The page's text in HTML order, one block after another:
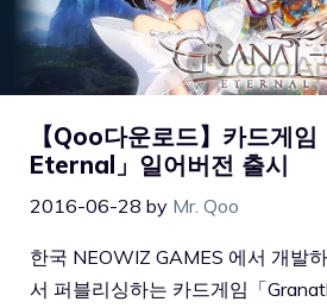
【Qoo다운로드】카드게
Eternal」일어버전 출시
2016-06-28 by Mr. Qoo
한국 NEOWIZ GAMES 에서 개발
서 퍼블리싱하는 카드게임「